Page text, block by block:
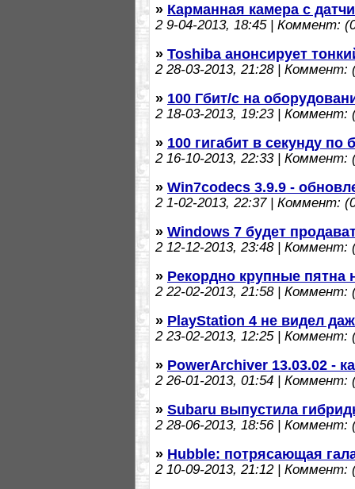
» Карманная камера с
29-04-2013, 18:45 | Коммент:
» Toshiba анонсирует
228-03-2013, 21:28 | Коммент:
» 100 Гбит/с на
218-03-2013, 19:23 | Коммент:
» 100 гигабит в секунду по
216-10-2013, 22:33 | Коммент:
» Win7codecs 3.9.9 -
21-02-2013, 22:37 | Коммент:
» Windows 7 будет
212-12-2013, 23:48 | Коммент:
» Рекордно крупные пятна
222-02-2013, 21:58 | Коммент:
» PlayStation 4 не видел
223-02-2013, 12:25 | Коммент:
» PowerArchiver 13.03.02 -
226-01-2013, 01:54 | Коммент:
» Subaru выпустила
228-06-2013, 18:56 | Коммент:
» Hubble: потрясающая
210-09-2013, 21:12 | Коммент: